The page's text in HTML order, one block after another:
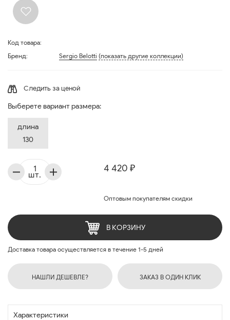
Код товара:
Бренд:
Sergio Belotti (показать другие коллекции)
Следить за ценой
Выберете вариант размера:
длина
130
4 420 ₽
Оптовым покупателям скидки
шт.
В КОРЗИНУ
Доставка товара осуществляется в течение 1-5 дней
НАШЛИ ДЕШЕВЛЕ? ЗАКАЗ В ОДИН КЛИК
Характеристики